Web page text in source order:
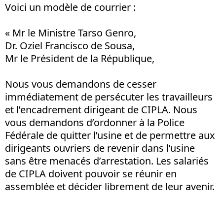
Voici un modèle de courrier :
« Mr le Ministre Tarso Genro,
Dr. Oziel Francisco de Sousa,
Mr le Président de la République,
Nous vous demandons de cesser
immédiatement de persécuter les travailleurs
et l’encadrement dirigeant de CIPLA. Nous
vous demandons d’ordonner à la Police
Fédérale de quitter l’usine et de permettre aux
dirigeants ouvriers de revenir dans l’usine
sans être menacés d’arrestation. Les salariés
de CIPLA doivent pouvoir se réunir en
assemblée et décider librement de leur avenir.